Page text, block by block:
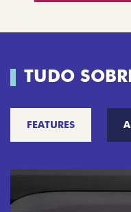
TUDO
FEATURES